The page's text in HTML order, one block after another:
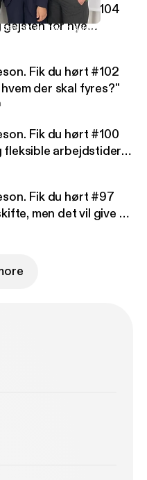
om en afskedigelse?"
Fik du hørt #104
for nye
Fik du hørt #102
der skal fyres?"
Fik du hørt #100
arbejdstider
Fik du hørt #97
men det vil give en